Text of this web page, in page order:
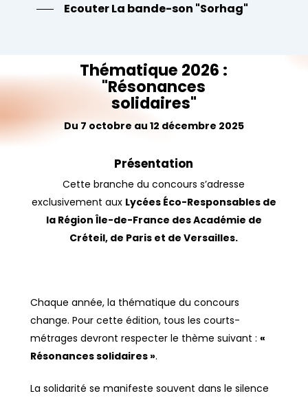
Ecouter La bande-son "Sorhag"
Thématique 2026 :
"Résonances
solidaires"
Du 7 octobre au 12 décembre 2025
Présentation
Cette branche du concours s’adresse
exclusivement aux Lycées Éco-Responsables de
la Région Île-de-France des Académie de
Créteil, de Paris et de Versailles.
Chaque année, la thématique du concours
change. Pour cette édition, tous les courts-
métrages devront respecter le thème suivant : «
Résonances solidaires ».
La solidarité se manifeste souvent dans le silence